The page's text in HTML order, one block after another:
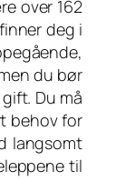
over 162
deg i
du bør
Du må
behov for
langsomt
til